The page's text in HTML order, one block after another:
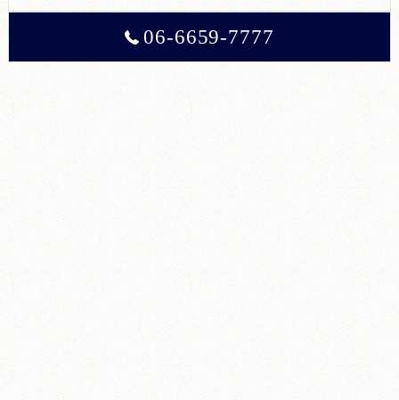
06-6659-7777